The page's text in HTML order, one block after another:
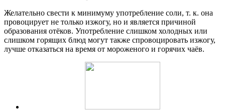
Желательно свести к минимуму употребление соли, т. к. она
провоцирует не только изжогу, но и является причиной
образования отёков. Употребление слишком холодных или
слишком горящих блюд могут также спровоцировать изжогу,
лучше отказаться на время от мороженого и горячих чаёв.